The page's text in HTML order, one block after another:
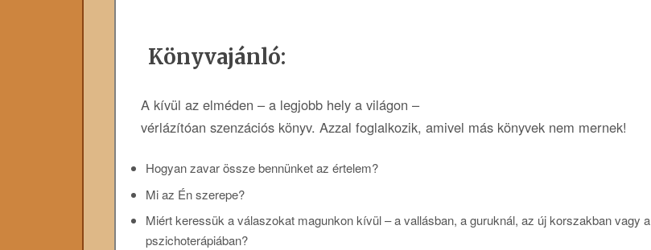
Könyvajánló:
A kívül az elméden – a legjobb hely a világon –
vérlázítóan szenzációs könyv. Azzal foglalkozik, amivel más könyvek nem mernek!
Hogyan zavar össze bennünket az értelem?
Mi az Én szerepe?
Miért keressük a válaszokat magunkon kívül – a vallásban, a guruknál, az új korszakban vagy a
pszichoterápiában?